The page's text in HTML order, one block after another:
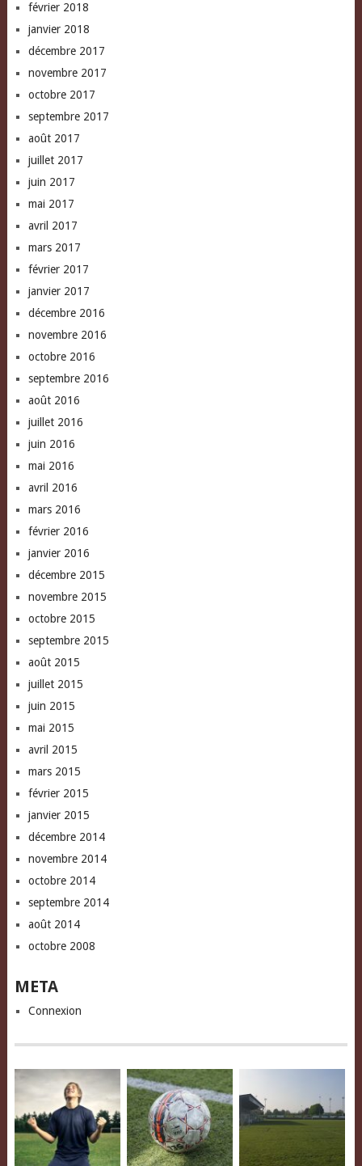
février 2018
janvier 2018
décembre 2017
novembre 2017
octobre 2017
septembre 2017
août 2017
juillet 2017
juin 2017
mai 2017
avril 2017
mars 2017
février 2017
janvier 2017
décembre 2016
novembre 2016
octobre 2016
septembre 2016
août 2016
juillet 2016
juin 2016
mai 2016
avril 2016
mars 2016
février 2016
janvier 2016
décembre 2015
novembre 2015
octobre 2015
septembre 2015
août 2015
juillet 2015
juin 2015
mai 2015
avril 2015
mars 2015
février 2015
janvier 2015
décembre 2014
novembre 2014
octobre 2014
septembre 2014
août 2014
octobre 2008
META
Connexion